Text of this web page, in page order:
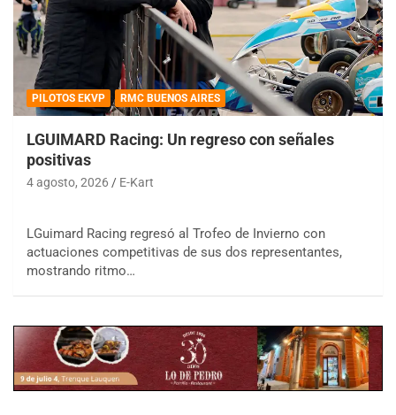
PILOTOS EKVP RMC BUENOS AIRES
LGUIMARD Racing: Un regreso con señales
positivas
4 agosto, 2026 E-Kart
LGuimard Racing regresó al Trofeo de Invierno con
actuaciones competitivas de sus dos representantes,
mostrando ritmo…